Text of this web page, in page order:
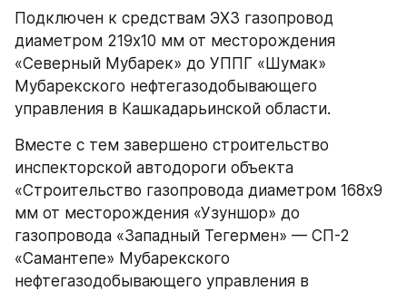
Подключен к средствам ЭХЗ газопровод
диаметром 219х10 мм от месторождения
«Северный Мубарек» до УППГ «Шумак»
Мубарекского нефтегазодобывающего
управления в Кашкадарьинской области.
Вместе с тем завершено строительство
инспекторской автодороги объекта
«Строительство газопровода диаметром 168х9
мм от месторождения «Узуншор» до
газопровода «Западный Тегермен» — СП-2
«Самантепе» Мубарекского
нефтегазодобывающего управления в